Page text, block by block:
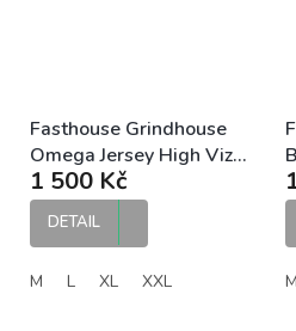
Fasthouse Grindhouse
Omega Jersey High Viz
Black MX dres
1 500 Kč
DETAIL
M L XL XXL M